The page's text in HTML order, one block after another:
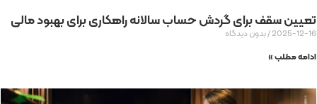
تعیین سقف برای گردش حساب سالانه راهکاری برای بهبود مالی
2025-12-16 بدون دیدگاه
ادامه مطلب »